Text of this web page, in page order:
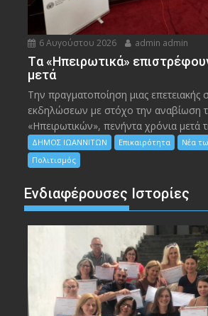
6 Αυγούστου 2026 admin admin
Tα «Ηπειρωτικά»
μετά
Την πραγματοποίηση μιας επετειακής
εκδηλώσεων με στόχο την αναβίωση
«Ηπειρωτικών», πενήντα χρόνια μετά
ΔΗΜΟΣ ΙΩΑΝΝΙΤΩΝ Επικαιρότητα
Νέα
Πολιτισμός
Ενδιαφέρουσες Ιστορίες